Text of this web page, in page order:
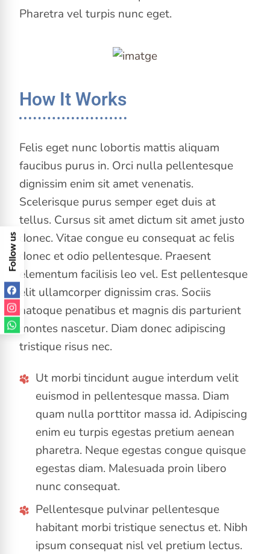
Pharetra vel turpis nunc eget.
How It Works
Felis eget nunc lobortis mattis aliquam
faucibus purus in. Orci nulla pellentesque
dignissim enim sit amet venenatis.
Scelerisque purus semper eget duis at
tellus. Cursus sit amet dictum sit amet justo
donec. Vitae congue eu consequat ac felis
donec et odio pellentesque. Praesent
elementum facilisis leo vel. Est pellentesque
elit ullamcorper dignissim cras. Sociis
natoque penatibus et magnis dis parturient
montes nascetur. Diam donec adipiscing
tristique risus nec.
Ut morbi tincidunt augue interdum velit
euismod in pellentesque massa. Diam
quam nulla porttitor massa id. Adipiscing
enim eu turpis egestas pretium aenean
pharetra. Neque egestas congue quisque
egestas diam. Malesuada proin libero
nunc consequat.
Pellentesque pulvinar pellentesque
habitant morbi tristique senectus et. Nibh
ipsum consequat nisl vel pretium lectus.
F
o
l
l
o
w
u
s
o
n
S
o
c
i
a
l
M
e
d
i a